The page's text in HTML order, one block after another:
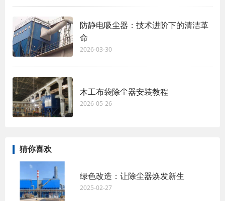
防静电吸尘器：技术进阶下的清洁革
命
2026-03-30
木工布袋除尘器安装教程
2026-05-26
猜你喜欢
绿色改造：让除尘器焕发新生
2025-02-27